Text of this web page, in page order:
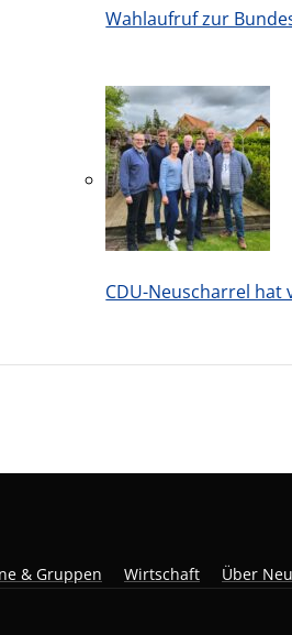
Wahlaufruf zur
CDU-Neuscharrel hat
& Gruppen Wirtschaft Über